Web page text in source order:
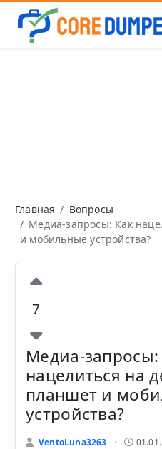
Главная
Вопросы
Медиа-запросы: Как
и мобильные устройства?
7
Медиа-запросы:
нацелиться на
планшет и
устройства?
VentoLuna3263 •